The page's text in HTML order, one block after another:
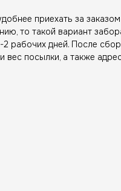
приехать за
то такой вариант
2 рабочих дней. После
вес посылки, а также